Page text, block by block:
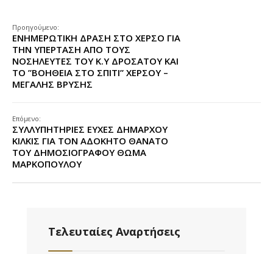
Προηγούμενο:
ΕΝΗΜΕΡΩΤΙΚΗ ΔΡΑΣΗ ΣΤΟ ΧΕΡΣΟ ΓΙΑ
ΤΗΝ ΥΠΕΡΤΑΣΗ ΑΠΟ ΤΟΥΣ
ΝΟΣΗΛΕΥΤΕΣ ΤΟΥ Κ.Υ ΔΡΟΣΑΤΟΥ ΚΑΙ
ΤΟ ”ΒΟΗΘΕΙΑ ΣΤΟ ΣΠΙΤΙ” ΧΕΡΣΟΥ –
ΜΕΓΑΛΗΣ ΒΡΥΣΗΣ
Επόμενο:
ΣΥΛΛΥΠΗΤΗΡΙΕΣ ΕΥΧΕΣ ΔΗΜΑΡΧΟΥ
ΚΙΛΚΙΣ ΓΙΑ ΤΟΝ ΑΔΟΚΗΤΟ ΘΑΝΑΤΟ
ΤΟΥ ΔΗΜΟΣΙΟΓΡΑΦΟΥ ΘΩΜΑ
ΜΑΡΚΟΠΟΥΛΟΥ
Τελευταίες Αναρτήσεις